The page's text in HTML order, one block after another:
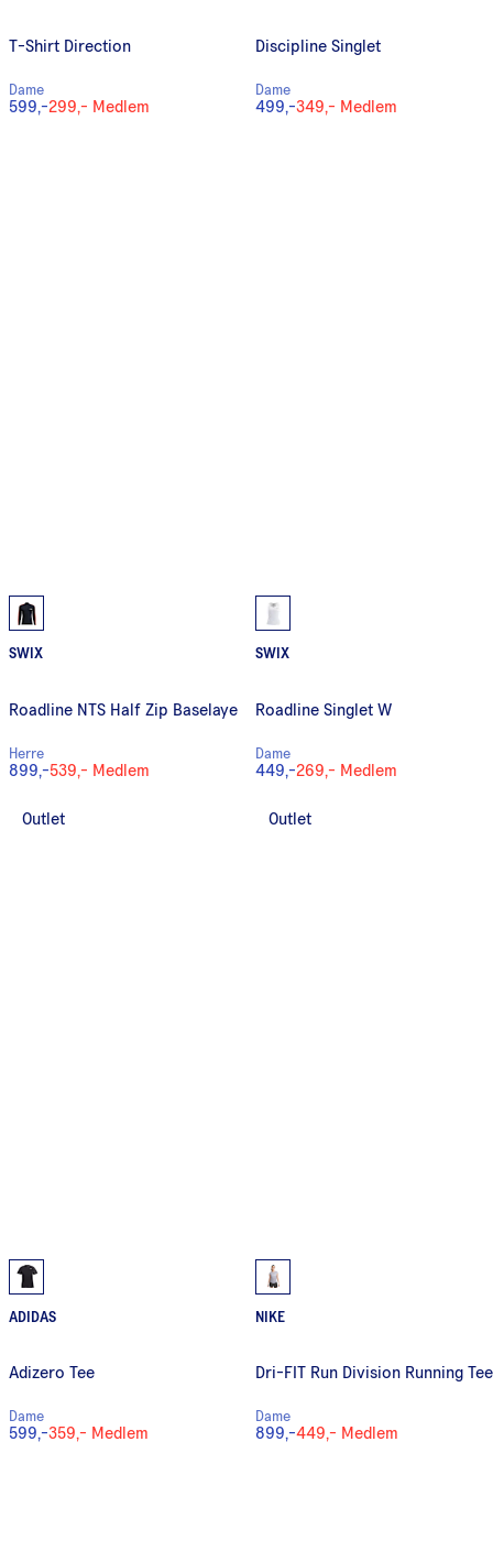
T-Shirt Direction
Dame
599,-299,- Medlem
Discipline Singlet
Dame
499,-349,- Medlem
SWIX
Roadline NTS Half Zip Baselaye
Herre
899,-539,- Medlem
SWIX
Roadline Singlet W
Dame
449,-269,- Medlem
Outlet
ADIDAS
Adizero Tee
Dame
599,-359,- Medlem
Outlet
NIKE
Dri-FIT Run Division Running Tee
Dame
899,-449,- Medlem